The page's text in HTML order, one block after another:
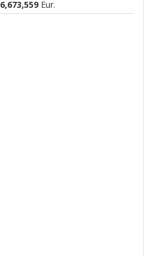
6,673,559 Eur.